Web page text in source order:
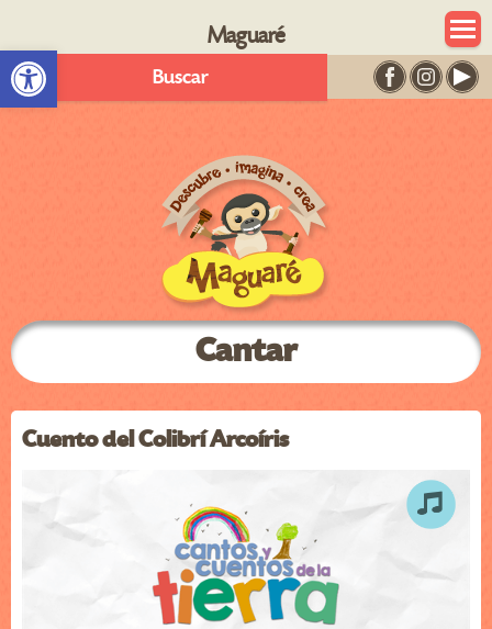
Abrir barra de herramientas
Maguaré
Buscar
Cantar
Cuento del Colibrí Arcoíris